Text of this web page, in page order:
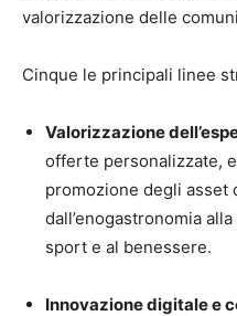
valorizzazione delle
Cinque le principali linee
Valorizzazione
offerte personalizzate,
promozione degli
dall’enogastronomia
sport e al benessere.
Innovazione digitale e